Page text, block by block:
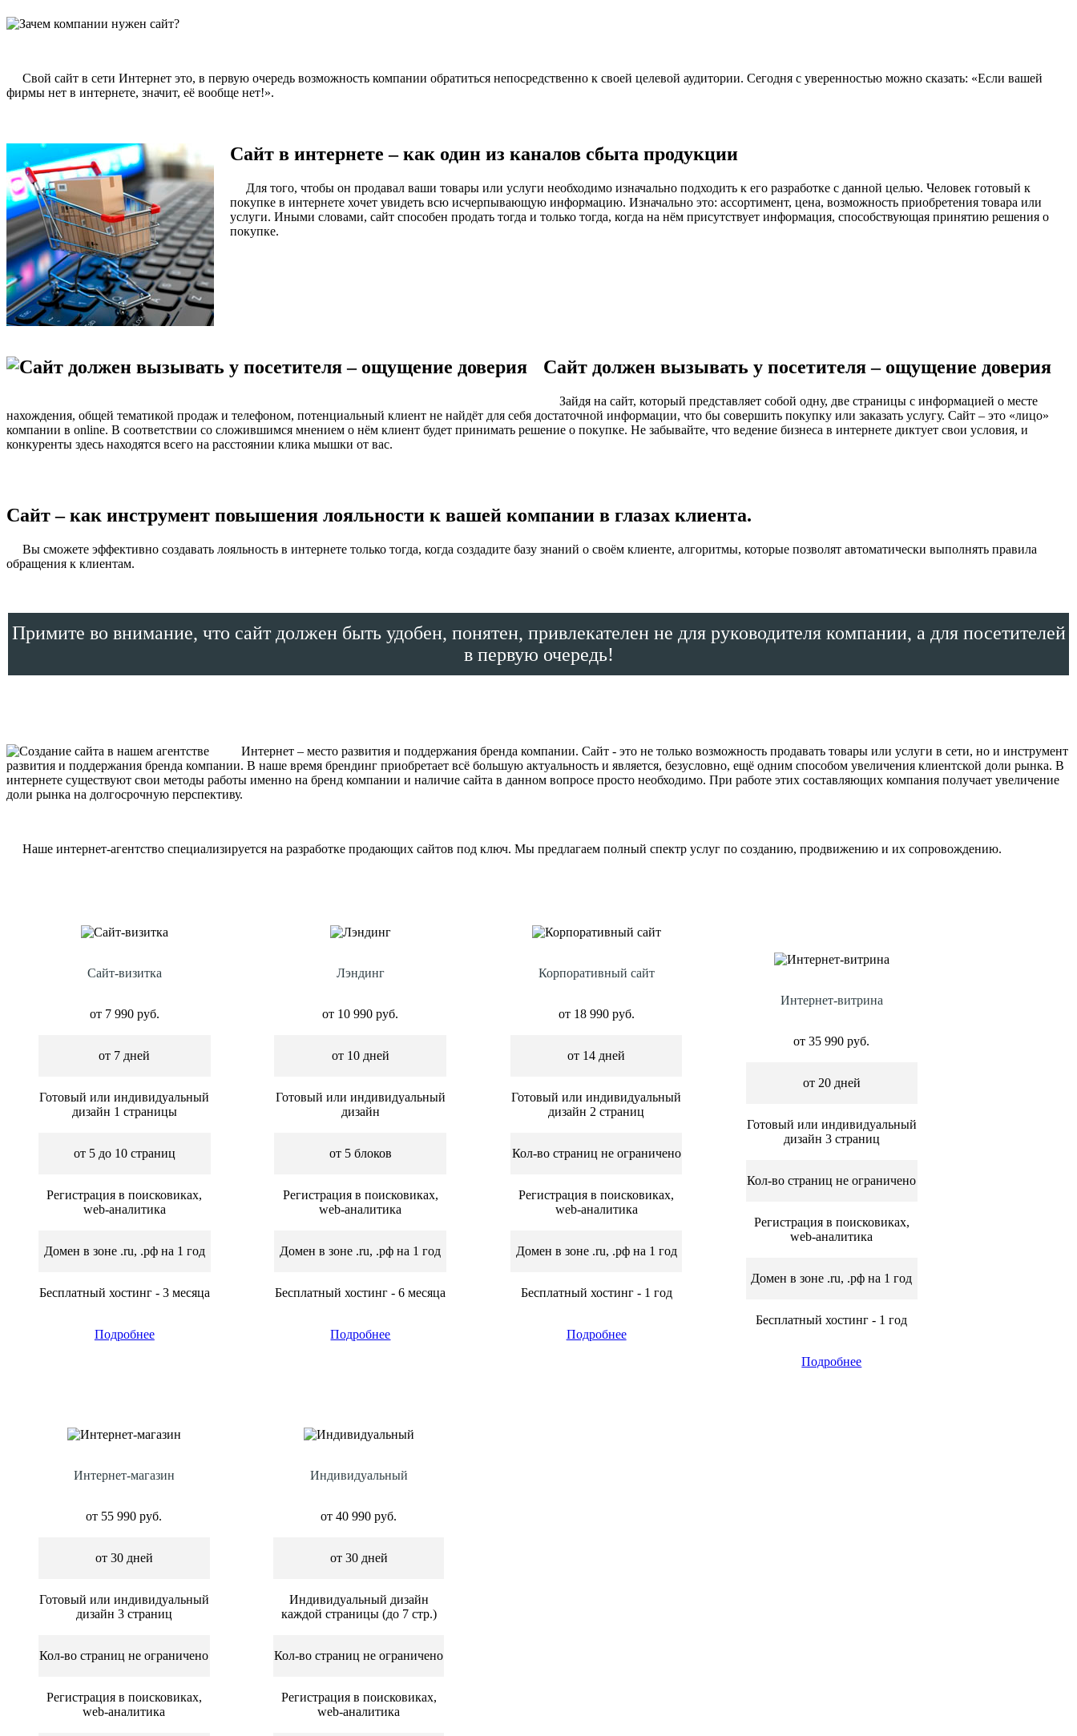
Свой сайт в сети Интернет это, в первую очередь возможность компании обратиться непосредственно к своей целевой аудитории. Сегодня с уверенностью можно сказать: «Если вашей
фирмы нет в интернете, значит, её вообще нет!».
Сайт в интернете – как один из каналов сбыта продукции
Для того, чтобы он продавал ваши товары или услуги необходимо изначально подходить к его разработке с данной целью. Человек готовый к
покупке в интернете хочет увидеть всю исчерпывающую информацию. Изначально это: ассортимент, цена, возможность приобретения товара или
услуги. Иными словами, сайт способен продать тогда и только тогда, когда на нём присутствует информация, способствующая принятию решения о
покупке.
Сайт должен вызывать у посетителя – ощущение доверия
Зайдя на сайт, который представляет собой одну, две страницы с информацией о месте
нахождения, общей тематикой продаж и телефоном, потенциальный клиент не найдёт для себя достаточной информации, что бы совершить покупку или заказать услугу. Сайт – это «лицо»
компании в online. В соответствии со сложившимся мнением о нём клиент будет принимать решение о покупке. Не забывайте, что ведение бизнеса в интернете диктует свои условия, и
конкуренты здесь находятся всего на расстоянии клика мышки от вас.
Сайт – как инструмент повышения лояльности к вашей компании в глазах клиента.
Вы сможете эффективно создавать лояльность в интернете только тогда, когда создадите базу знаний о своём клиенте, алгоритмы, которые позволят автоматически выполнять правила
обращения к клиентам.
Примите во внимание, что сайт должен быть удобен, понятен, привлекателен не для руководителя компании, а для посетителей
в первую очередь!
Интернет – место развития и поддержания бренда компании. Сайт - это не только возможность продавать товары или услуги в сети, но и инструмент
развития и поддержания бренда компании. В наше время брендинг приобретает всё большую актуальность и является, безусловно, ещё одним способом увеличения клиентской доли рынка. В
интернете существуют свои методы работы именно на бренд компании и наличие сайта в данном вопросе просто необходимо. При работе этих составляющих компания получает увеличение
доли рынка на долгосрочную перспективу.
Наше интернет-агентство специализируется на разработке продающих сайтов под ключ. Мы предлагаем полный спектр услуг по созданию, продвижению и их сопровождению.
Сайт-визитка
от 7 990 руб.
от 7 дней
Готовый или индивидуальный
дизайн 1 страницы
от 5 до 10 страниц
Регистрация в поисковиках,
web-аналитика
Домен в зоне .ru, .рф на 1 год
Бесплатный хостинг - 3 месяца
Подробнее
Лэндинг
от 10 990 руб.
от 10 дней
Готовый или индивидуальный
дизайн
от 5 блоков
Регистрация в поисковиках,
web-аналитика
Домен в зоне .ru, .рф на 1 год
Бесплатный хостинг - 6 месяца
Подробнее
Корпоративный сайт
от 18 990 руб.
от 14 дней
Готовый или индивидуальный
дизайн 2 страниц
Кол-во страниц не ограничено
Регистрация в поисковиках,
web-аналитика
Домен в зоне .ru, .рф на 1 год
Бесплатный хостинг - 1 год
Подробнее
Интернет-витрина
от 35 990 руб.
от 20 дней
Готовый или индивидуальный
дизайн 3 страниц
Кол-во страниц не ограничено
Регистрация в поисковиках,
web-аналитика
Домен в зоне .ru, .рф на 1 год
Бесплатный хостинг - 1 год
Подробнее
Интернет-магазин
от 55 990 руб.
от 30 дней
Готовый или индивидуальный
дизайн 3 страниц
Кол-во страниц не ограничено
Регистрация в поисковиках,
web-аналитика
Индивидуальный
от 40 990 руб.
от 30 дней
Индивидуальный дизайн
каждой страницы (до 7 стр.)
Кол-во страниц не ограничено
Регистрация в поисковиках,
web-аналитика